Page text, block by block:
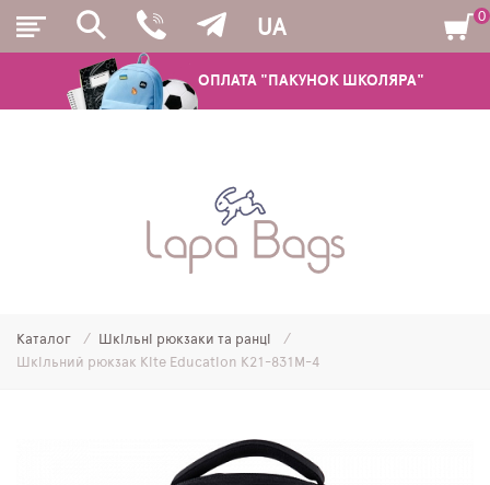
ОПЛАТА "ПАКУНОК ШКОЛЯРА"
UA
ШКІЛЬНІ РЮКЗАКИ ТА РАНЦІ
МОЛОДІЖНІ РЮКЗАКИ
0
Каталог
Шкільні рюкзаки та ранці
Шкільний рюкзак Kite Education K21-831M-4